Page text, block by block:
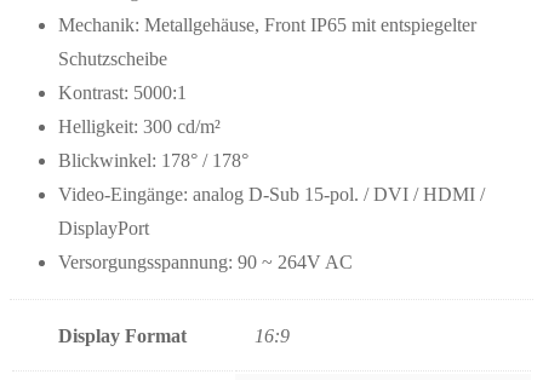
Mechanik: Metallgehäuse, Front IP65 mit entspiegelter
Schutzscheibe
Kontrast: 5000:1
Helligkeit: 300 cd/m²
Blickwinkel: 178° / 178°
Video-Eingänge: analog D-Sub 15-pol. / DVI / HDMI /
DisplayPort
Versorgungsspannung: 90 ~ 264V AC
Display Format 16:9